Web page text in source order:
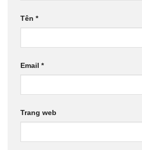
Tên *
Email *
Trang web